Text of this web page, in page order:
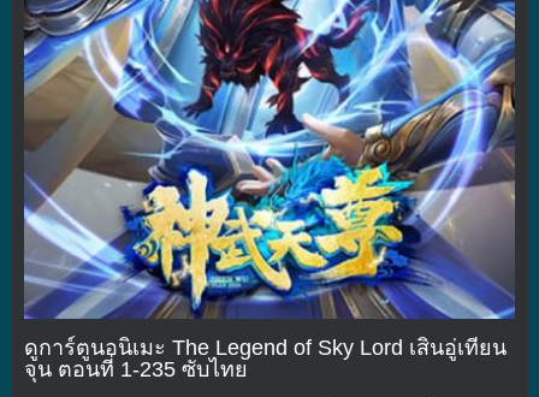
ดูการ์ตูนอนิเมะ The Legend of Sky Lord เสินอู่เทียน
จุน ตอนที่ 1-235 ซับไทย